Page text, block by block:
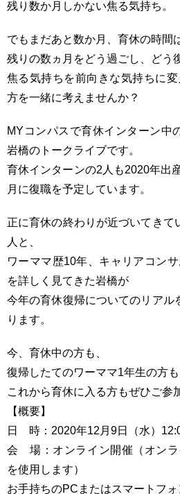
残り数か月しかない焦る気持ち。
でもまだあと数か月、育休の時間
残りの数ヵ月をどう過ごし、どう
焦る気持ちを前向きな気持ちに
方を一緒に考えませんか？
MYコンパスで育休インターン中
岩橋のトークライブです。
育休インターンの2人も2020年出
月に復職を予定しています。
正に育休の終わりが近づいてきて
人と、
ワーママ歴10年、キャリアコン
を詳しく見てきた岩橋が
今年の育休復帰についてのリアル
ります。
今、育休中の方も、
復帰したてのワーママ1年生の方も
これから育休に入る方もぜひご参
【概要】
日 時：2020年12月9日（水）
会 場：オンライン開催（オンラ
を使用します）
お手持ちのPCまたはスマートフォ